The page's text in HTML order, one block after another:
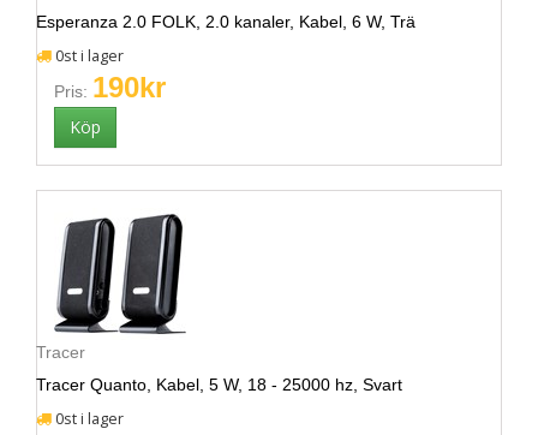
Esperanza 2.0 FOLK, 2.0 kanaler, Kabel, 6 W, Trä
0st i lager
Pris: 190kr
Tracer
Tracer Quanto, Kabel, 5 W, 18 - 25000 hz, Svart
0st i lager